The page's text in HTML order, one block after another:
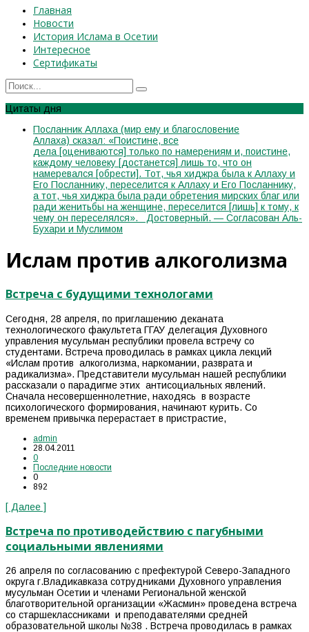
Главная
Новости
История Ислама в Осетии
Интересное
Сертификаты
Цитаты дня
Посланник Аллаха (мир ему и благословение
Аллаха) сказал: «Поистине, все
дела [оцениваются] только по намерениям и, поистине,
каждому человеку [достанется] лишь то, что он
намеревался [обрести]. Тот, чья хиджра была к Аллаху и
Его Посланнику, переселится к Аллаху и Его Посланнику,
а тот, чья хиджра была ради обретения мирских благ или
ради женитьбы на женщине, переселится [лишь] к тому, к
чему он переселялся». Достоверный. — Согласован Аль-
Бухари и Муслимом
Ислам против алкоголизма
Встреча с будущими технологами
Сегодня, 28 апреля, по приглашению деканата
технологического факультета ГГАУ делегация Духовного
управления мусульман республики провела встречу со
студентами. Встреча проводилась в рамках цикла лекций
«Ислам против алкоголизма, наркомании, разврата и
радикализма». Представители мусульман нашей республики
рассказали о парадигме этих антисоциальных явлений.
Сначала несовершеннолетние, находясь в возрасте
психологического формирования, начинают курить. Со
временем привычка перерастает в пристрастие,
admin
28.04.2011
0
Последние новости
0
892
[ Далее ]
Встреча по противодействию с пагубными
социальными явлениями
26 апреля по согласованию с префектурой Северо-Западного
округа г.Владикавказа сотрудниками Духовного управления
мусульман Осетии и членами Региональной женской
благотворительной организации «Жасмин» проведена встреча
со старшеклассниками и преподавателями средней
образовательной школы №38 . Встреча проводилась в рамках